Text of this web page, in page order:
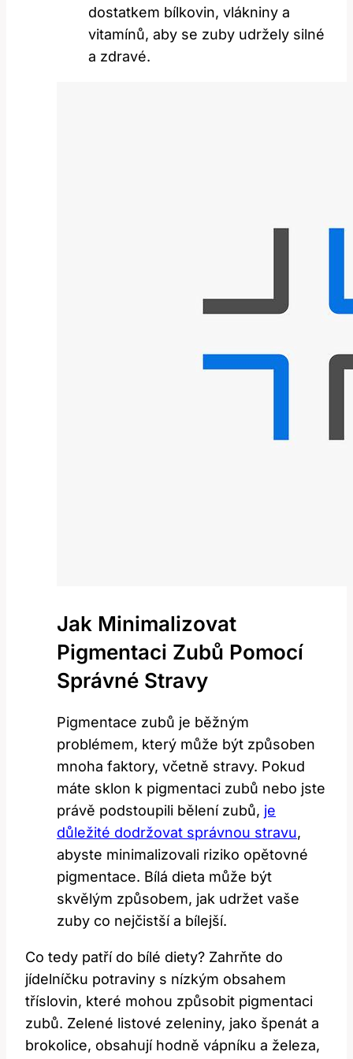
dostatkem bílkovin, vlákniny a
vitamínů, aby se zuby udržely silné
a zdravé.
Jak Minimalizovat
Pigmentaci Zubů Pomocí
Správné Stravy
Pigmentace zubů je běžným
problémem, který může být způsoben
mnoha faktory, včetně stravy. Pokud
máte sklon k pigmentaci zubů nebo jste
právě podstoupili bělení zubů, je
důležité dodržovat správnou stravu,
abyste minimalizovali riziko opětovné
pigmentace. Bílá dieta může být
skvělým způsobem, jak udržet vaše
zuby co nejčistší a bílejší.
Co tedy patří do bílé diety? Zahrňte do
jídelníčku potraviny s nízkým obsahem
tříslovin, které mohou způsobit pigmentaci
zubů. Zelené listové zeleniny, jako špenát a
brokolice, obsahují hodně vápníku a železa,